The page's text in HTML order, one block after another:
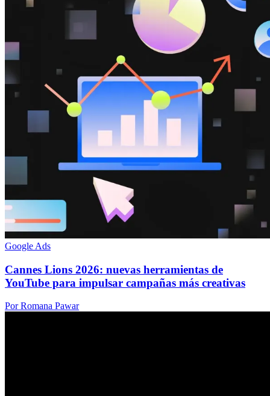
Google Ads
Cannes Lions 2026: nuevas herramientas de
YouTube para impulsar campañas más creativas
Por Romana Pawar